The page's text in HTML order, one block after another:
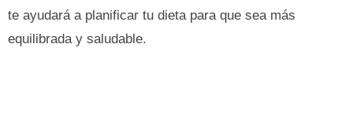
te ayudará a planificar tu dieta para que sea más
equilibrada y saludable.